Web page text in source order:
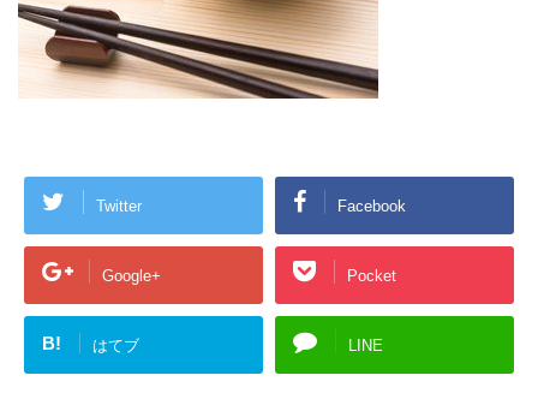
Twitter Facebook
Google+ Pocket
B! はてブ LINE